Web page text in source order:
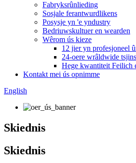
Fabryksrûnlieding
Sosjale ferantwurdlikens
Posysje yn 'e yndustry
Bedriuwskultuer en wearden
Wêrom ús kieze
12 jier yn profesjoneel
24-oere wrâldwide
Hege kwantiteit Feilich
Kontakt mei ús opnimme
English
Skiednis
Skiednis